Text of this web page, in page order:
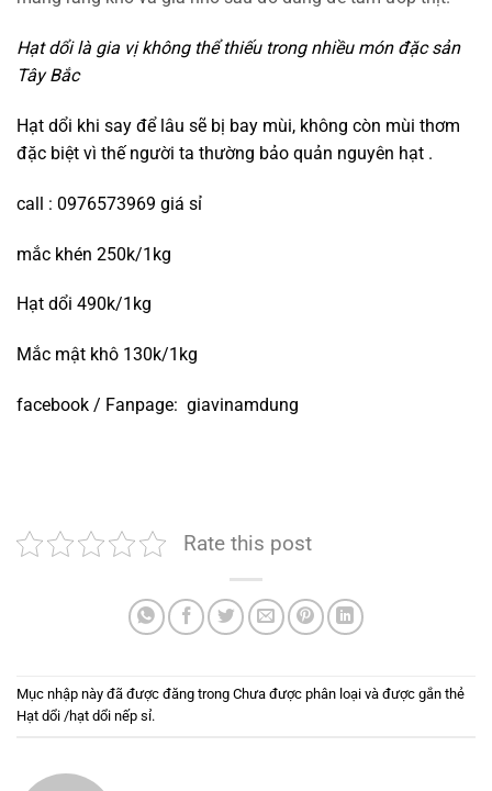
Hạt dổi là gia vị không thể thiếu trong nhiều món đặc sản
Tây Bắc
Hạt dổi khi say để lâu sẽ bị bay mùi, không còn mùi thơm
đặc biệt vì thế người ta thường bảo quản nguyên hạt .
call : 0976573969 giá sỉ
mắc khén 250k/1kg
Hạt dổi 490k/1kg
Mắc mật khô 130k/1kg
facebook / Fanpage: giavinamdung
Rate this post
Mục nhập này đã được đăng trong Chưa được phân loại và được gắn thẻ
Hạt dổi /hạt dổi nếp sỉ.